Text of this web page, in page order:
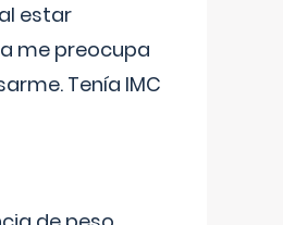
estar
me preocupa
Tenía IMC